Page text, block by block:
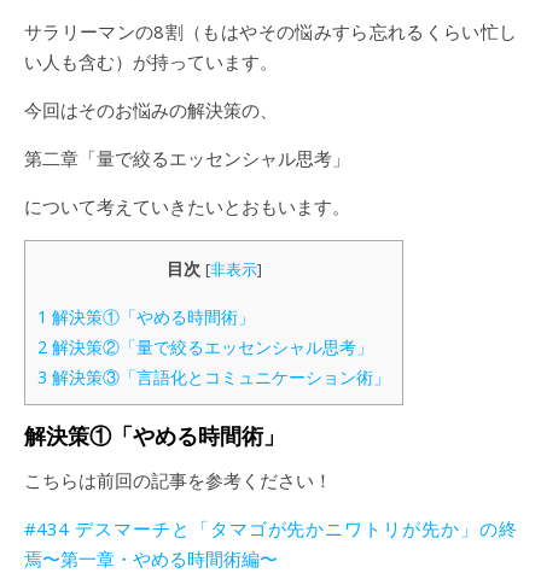
サラリーマンの8割（もはやその悩みすら忘れるくらい忙し
い人も含む）が持っています。
今回はそのお悩みの解決策の、
第二章「量で絞るエッセンシャル思考」
について考えていきたいとおもいます。
目次 [非表示]
1 解決策①「やめる時間術」
2 解決策②「量で絞るエッセンシャル思考」
3 解決策③「言語化とコミュニケーション術」
解決策①「やめる時間術」
こちらは前回の記事を参考ください！
#434 デスマーチと「タマゴが先かニワトリが先か」の終
焉〜第一章・やめる時間術編〜